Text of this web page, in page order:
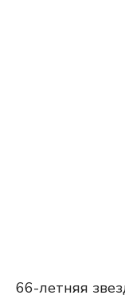
66-летняя